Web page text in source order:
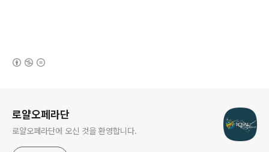
로얄오페라단
로얄오페라단에 오신 것을 환영합니다.